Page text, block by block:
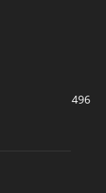
496